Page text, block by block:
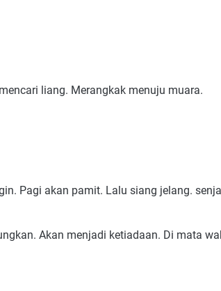
liang. Merangkak menuju muara.
Pagi akan pamit. Lalu siang jelang. senja
Akan menjadi ketiadaan. Di mata